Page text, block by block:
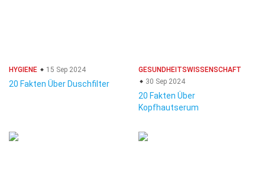
HYGIENE 15 Sep 2024
20 Fakten Über Duschfilter
GESUNDHEITSWISSENSCHAFT
30 Sep 2024
20 Fakten Über
Kopfhautserum